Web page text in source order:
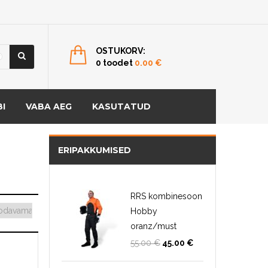
OSTUKORV:
0 toodet 0.00 €
VABA AEG KASUTATUD
ERIPAKKUMISED
RRS kombinesoon
Hobby
oranz/must
55.00€ Algne
45.00 €